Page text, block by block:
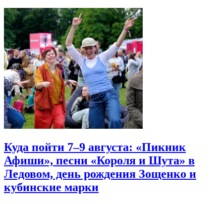
Куда пойти 7–9 августа: «Пикник
Афиши», песни «Короля и Шута» в
Ледовом, день рождения Зощенко и
кубинские марки